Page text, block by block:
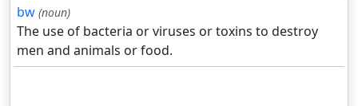
bw (noun)
The use of bacteria or viruses or toxins to destroy
men and animals or food.